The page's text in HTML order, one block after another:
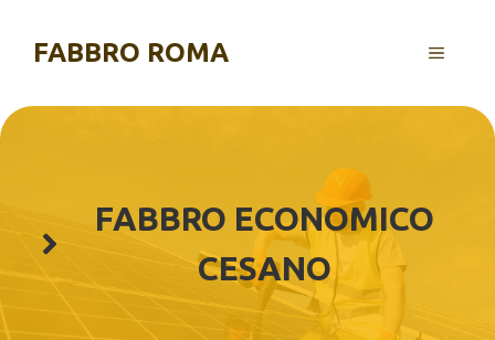
contenuto
FABBRO ROMA MENU
FABBRO ECONOMICO
CESANO